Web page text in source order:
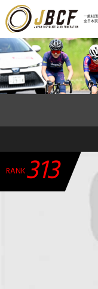
一般社
全日本
RANK313